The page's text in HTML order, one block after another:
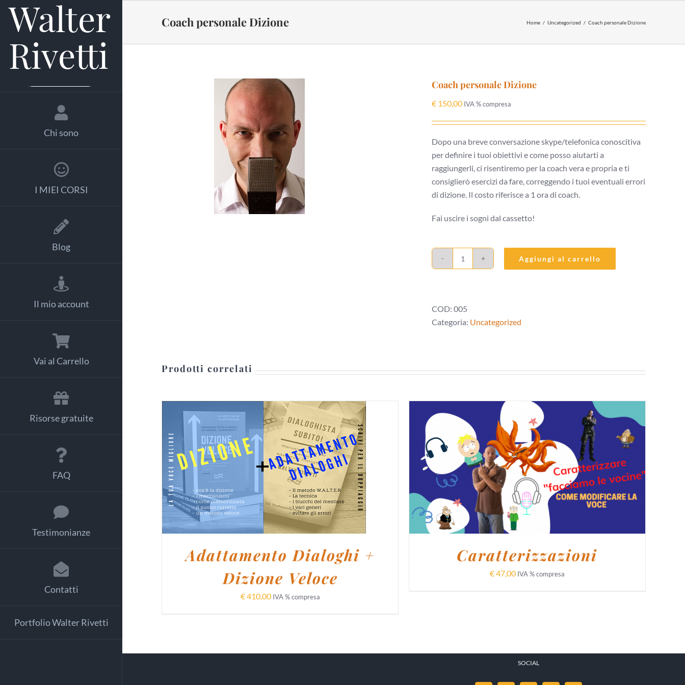
Salta
contenuto
Chi sono
I MIEI CORSI
Blog
Il mio account
Vai al Carrello
Risorse gratuite
FAQ
Testimonianze
Contatti
Portfolio Walter Rivetti
Coach personale Dizione Home Uncategorized Coach personale Dizione
Coach personale Dizione
€ 150,00 IVA % compresa
Dopo una breve conversazione skype/telefonica conoscitiva
per definire i tuoi obiettivi e come posso aiutarti a
raggiungerli, ci risentiremo per la coach vera e propria e ti
consiglierò esercizi da fare, correggendo i tuoi eventuali errori
di dizione. Il costo riferisce a 1 ora di coach.
Fai uscire i sogni dal cassetto!
Coach
Aggiungi al carrello
COD:005
Categoria: Uncategorized
Prodotti correlati
AGGIUNGI AL CARRELLO / DETTAGLI
Adattamento Dialoghi +
Dizione Veloce
€410,00 IVA % compresa
AGGIUNGI AL CARRELLO / DETTAGLI
Caratterizzazioni
€47,00 IVA % compresa
SOCIAL